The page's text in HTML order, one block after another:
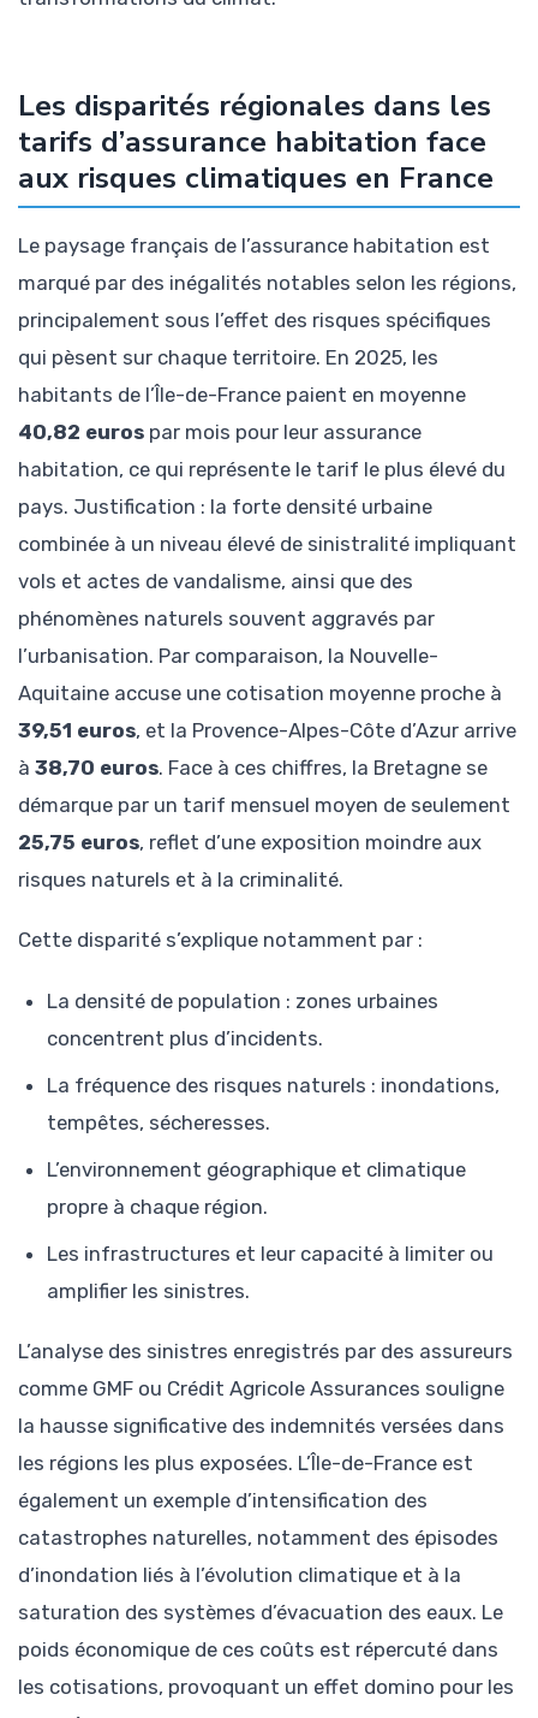
Les disparités régionales dans les
tarifs d’assurance habitation face
aux risques climatiques en France
Le paysage français de l’assurance habitation est
marqué par des inégalités notables selon les régions,
principalement sous l’effet des risques spécifiques
qui pèsent sur chaque territoire. En 2025, les
habitants de l’Île-de-France paient en moyenne
40,82 euros par mois pour leur assurance
habitation, ce qui représente le tarif le plus élevé du
pays. Justification : la forte densité urbaine
combinée à un niveau élevé de sinistralité impliquant
vols et actes de vandalisme, ainsi que des
phénomènes naturels souvent aggravés par
l’urbanisation. Par comparaison, la Nouvelle-
Aquitaine accuse une cotisation moyenne proche à
39,51 euros, et la Provence-Alpes-Côte d’Azur arrive
à 38,70 euros. Face à ces chiffres, la Bretagne se
démarque par un tarif mensuel moyen de seulement
25,75 euros, reflet d’une exposition moindre aux
risques naturels et à la criminalité.
Cette disparité s’explique notamment par :
La densité de population : zones urbaines
concentrent plus d’incidents.
La fréquence des risques naturels : inondations,
tempêtes, sécheresses.
L’environnement géographique et climatique
propre à chaque région.
Les infrastructures et leur capacité à limiter ou
amplifier les sinistres.
L’analyse des sinistres enregistrés par des assureurs
comme GMF ou Crédit Agricole Assurances souligne
la hausse significative des indemnités versées dans
les régions les plus exposées. L’Île-de-France est
également un exemple d’intensification des
catastrophes naturelles, notamment des épisodes
d’inondation liés à l’évolution climatique et à la
saturation des systèmes d’évacuation des eaux. Le
poids économique de ces coûts est répercuté dans
les cotisations, provoquant un effet domino pour les